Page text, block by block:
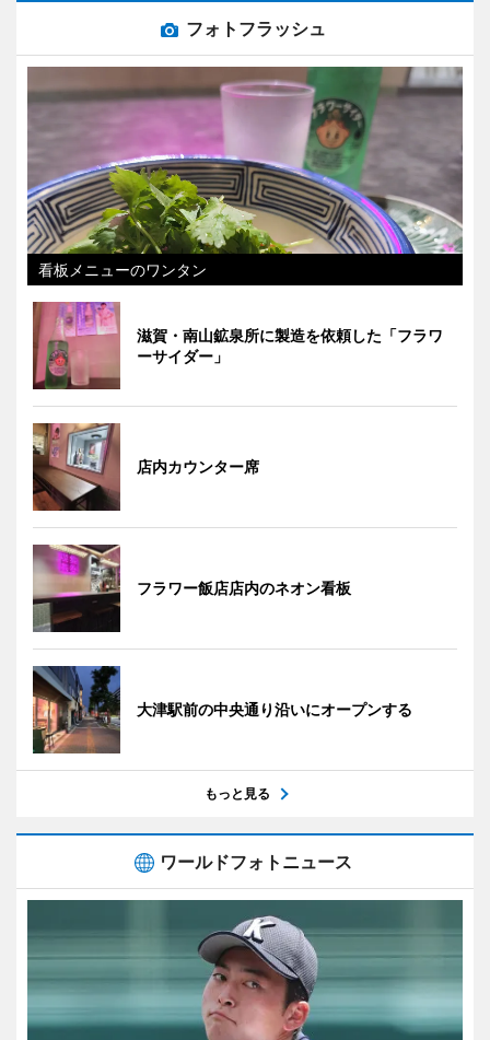
フォトフラッシュ
看板メニューのワンタン
滋賀・南山鉱泉所に製造を依頼した「フラワ
ーサイダー」
店内カウンター席
フラワー飯店店内のネオン看板
大津駅前の中央通り沿いにオープンする
もっと見る
ワールドフォトニュース